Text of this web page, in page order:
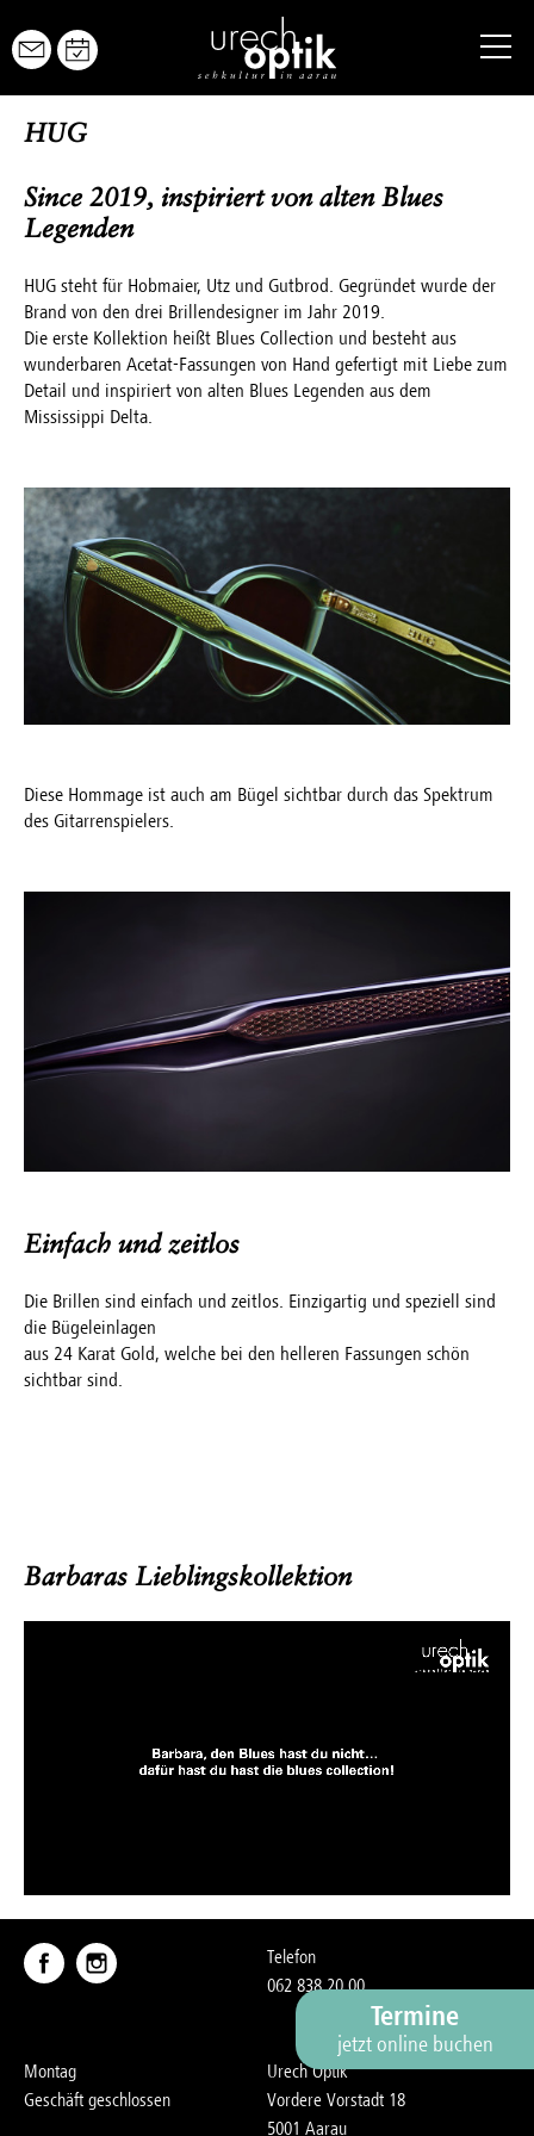
Termine
jetzt online buchen
YOURECH
URECH YOUNG
KONTAKTLINSEN
AUGENGESUNDHEIT
HUG
Since 2019, inspiriert von alten Blues
Legenden
HUG steht für Hobmaier, Utz und Gutbrod. Gegründet wurde der
Brand von den drei Brillendesigner im Jahr 2019.
Die erste Kollektion heißt Blues Collection und besteht aus
wunderbaren Acetat-Fassungen von Hand gefertigt mit Liebe zum
Detail und inspiriert von alten Blues Legenden aus dem
Mississippi Delta.
Diese Hommage ist auch am Bügel sichtbar durch das Spektrum
des Gitarrenspielers.
Einfach und zeitlos
Die Brillen sind einfach und zeitlos. Einzigartig und speziell sind
die Bügeleinlagen
aus 24 Karat Gold, welche bei den helleren Fassungen schön
sichtbar sind.
Barbaras Lieblingskollektion
Telefon
062 838 20 00
Montag
Geschäft geschlossen
Urech Optik
Vordere Vorstadt 18
5001 Aarau